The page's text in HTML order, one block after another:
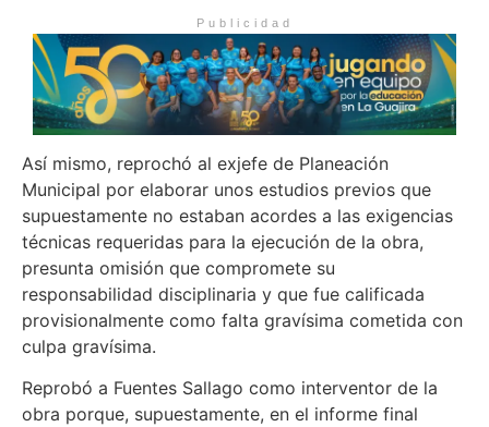
Publicidad
Así mismo, reprochó al exjefe de Planeación
Municipal por elaborar unos estudios previos que
supuestamente no estaban acordes a las exigencias
técnicas requeridas para la ejecución de la obra,
presunta omisión que compromete su
responsabilidad disciplinaria y que fue calificada
provisionalmente como falta gravísima cometida con
culpa gravísima.
Reprobó a Fuentes Sallago como interventor de la
obra porque, supuestamente, en el informe final